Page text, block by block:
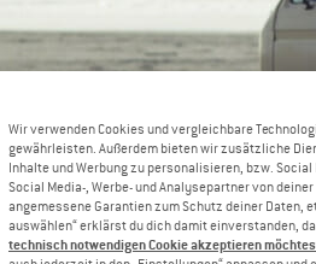
Wir verwenden Cookies und vergleichbare
gewährleisten. Außerdem bieten wir zusätzliche
Inhalte und Werbung zu personalisieren, bzw.
Social Media-, Werbe- und Analysepartner von
angemessene Garantien zum Schutz deiner Daten,
auswählen“ erklärst du dich damit einverstanden,
technisch notwendigen Cookie akzeptieren